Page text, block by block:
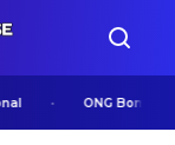
ONG Bom